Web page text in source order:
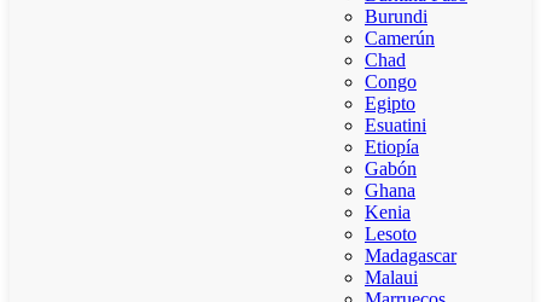
Burundi
Camerún
Chad
Congo
Egipto
Esuatini
Etiopía
Gabón
Ghana
Kenia
Lesoto
Madagascar
Malaui